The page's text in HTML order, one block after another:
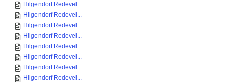
Hilgendorf Redevel...
Hilgendorf Redevel...
Hilgendorf Redevel...
Hilgendorf Redevel...
Hilgendorf Redevel...
Hilgendorf Redevel...
Hilgendorf Redevel...
Hilgendorf Redevel...